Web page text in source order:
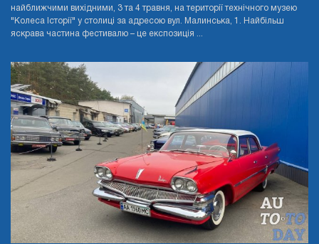
найближчими вихідними, 3 та 4 травня, на території технічного музею
"Колеса Історії" у столиці за адресою вул. Малинська, 1. Найбільш
яскрава частина фестивалю – це експозиція ...